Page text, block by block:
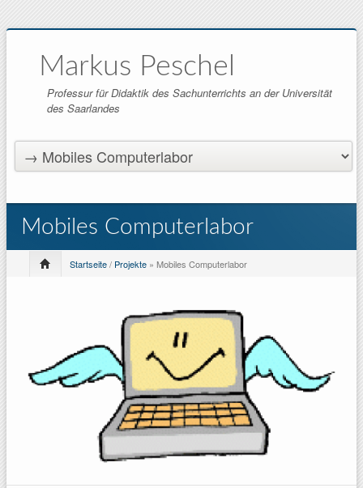
Markus Peschel
Professur für Didaktik des Sachunterrichts an der Universität
des Saarlandes
Mobiles Computerlabor
Startseite/ Projekte » Mobiles Computerlabor